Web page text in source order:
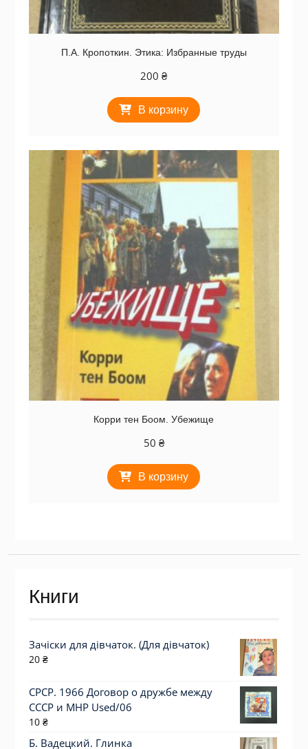
П.А. Кропоткин. Этика: Избранные труды
200₴
В корзину
Корри тен Боом. Убежище
50 ₴
В корзину
Книги
Зачіски для дівчаток. (Для дівчаток)
20 ₴
СРСР. 1966 Договор о дружбе между
СССР и МНР Used/06
10 ₴
Б. Вадецкий. Глинка